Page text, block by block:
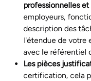
professionnelles
employeurs,
description des
l'étendue de votre
avec le référentiel
Les pièces
certification, cela